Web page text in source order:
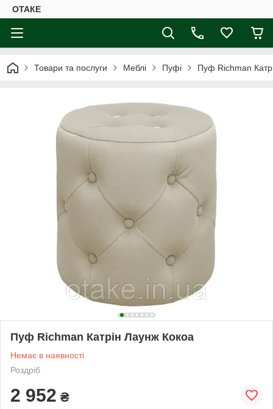
ОТАКЕ
Товари та послуги Меблі Пуфі Пуф Richman
Пуф Richman Катрін Лаунж Кокоа
Немає в наявності
Роздріб
2 952 ₴